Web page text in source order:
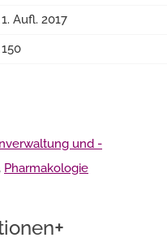
1. Aufl. 2017
150
und -
Pharmakologie
+